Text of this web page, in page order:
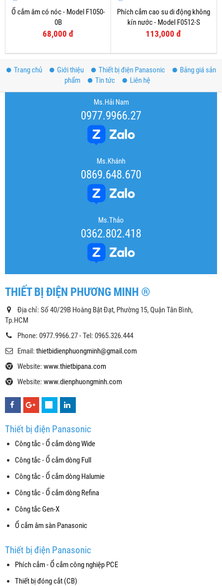
Ổ cắm âm có nóc - Model F1050-
0B
68,000 đ
Phích cắm cao su di động không
kín nước - Model F0512-S
113,000 đ
Trang chủ Giới thiệu Thiết bị điện Panasonic
Bảng giá sản
phẩm
Tin tức Liên hệ
Ms.Hải Nam
0977.9966.27
Ms.Khánh
0869.648.670
Ms.Thảo
0362.802.418
THIẾT BỊ ĐIỆN PHƯƠNG MINH ®
Địa chỉ: Số 40/29B Hoàng Bật Đạt, Phường 15, Quận Tân Bình,
Tp.HCM
Phone: 0977.9966.27 - Tel: 0965.326.444
Email: thietbidienphuongminh@gmail.com
Website: www.thietbipana.com
Website: www.dienphuongminh.com
Thiết bị điện Panasonic
Công tắc - Ổ cắm dòng Wide
Công tắc - Ổ cắm dòng Full
Công tắc - Ổ cắm dòng Halumie
Công tắc - Ổ cắm dòng Refina
Công tắc Gen-X
Ổ cắm âm sàn Panasonic
Thiết bị điện Panasonic
Phích cắm - Ổ cắm công nghiệp PCE
Thiết bị đóng cắt (CB)